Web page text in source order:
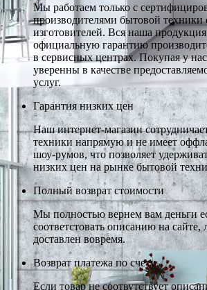
Мы работаем только с
производителями бытовой техники
изготовителей. Вся наша
официальную гарантию
в сервисных центрах. Покупая у
уверенны в качестве
услуг.
Гарантия низких цен
Наш интернет-магазин
техники напрямую и не имеет
шоу-румов, что позволяет
низких цен на рынке бытовой
Полный возврат стоимости
Мы полностью вернем вам деньги
соответстовать описанию на сайте,
доставлен вовремя.
Возврат платежа по счету
Если товар не соотвутствует